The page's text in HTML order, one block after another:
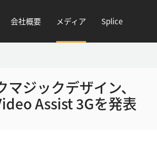
会社概要 メディア Splice
マジックデザイン、
Assist 3Gを発表